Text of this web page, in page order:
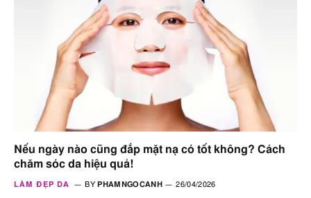
Nếu ngày nào cũng đắp mặt nạ có tốt không? Cách
chăm sóc da hiệu quả!
LÀM ĐẸP DA BY PHAMNGOCANH 26/04/2026